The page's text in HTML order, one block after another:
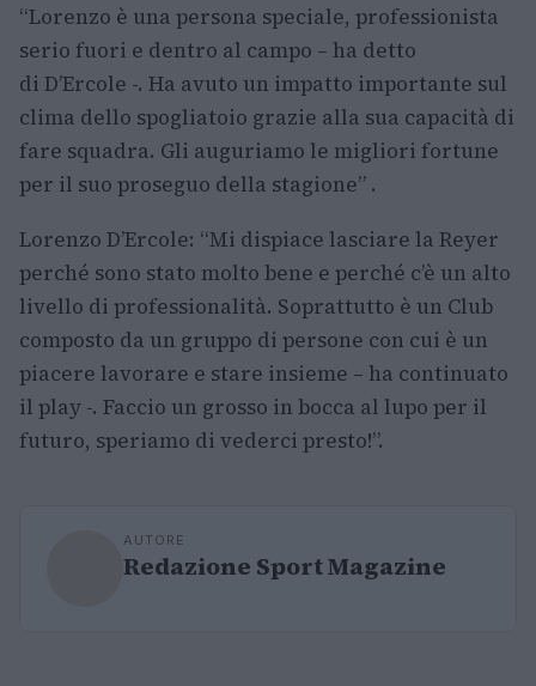
“Lorenzo è una persona speciale, professionista
serio fuori e dentro al campo – ha detto
di D’Ercole -. Ha avuto un impatto importante sul
clima dello spogliatoio grazie alla sua capacità di
fare squadra. Gli auguriamo le migliori fortune
per il suo proseguo della stagione” .
Lorenzo D’Ercole: “Mi dispiace lasciare la Reyer
perché sono stato molto bene e perché c’è un alto
livello di professionalità. Soprattutto è un Club
composto da un gruppo di persone con cui è un
piacere lavorare e stare insieme – ha continuato
il play -. Faccio un grosso in bocca al lupo per il
futuro, speriamo di vederci presto!”.
AUTORE
Redazione Sport Magazine